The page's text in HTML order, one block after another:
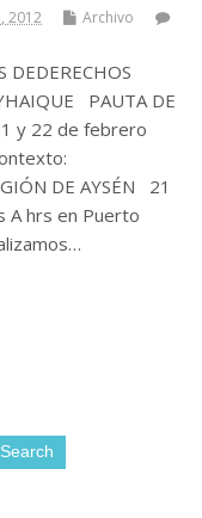
2012
Archivo
DEDERECHOS
PAUTA DE
y 22 de febrero
DE AYSÉN 21
hrs en Puerto